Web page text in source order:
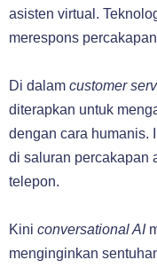
asisten virtual.
merespons
Di dalam customer
diterapkan untuk
dengan cara humanis.
di saluran percakapan
telepon.
Kini conversational AI
menginginkan